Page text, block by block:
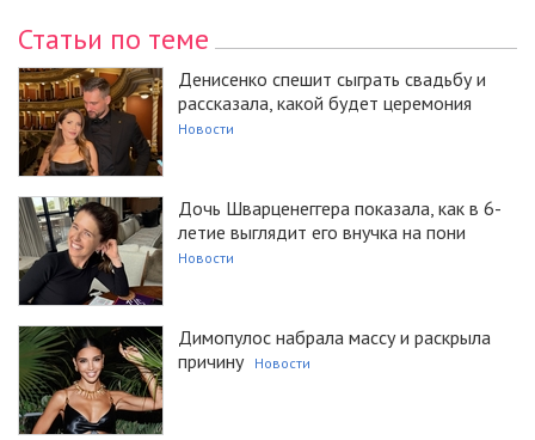
Статьи по теме
Денисенко спешит сыграть свадьбу и
рассказала, какой будет церемония
Новости
Дочь Шварценеггера показала, как в 6-
летие выглядит его внучка на пони
Новости
Димопулос набрала массу и раскрыла
причину
Новости